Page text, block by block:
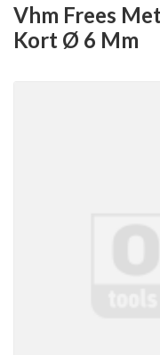
Vhm Frees
Kort Ø 6 Mm